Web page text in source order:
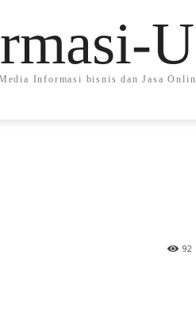
Informasi bisnis dan Jasa
92